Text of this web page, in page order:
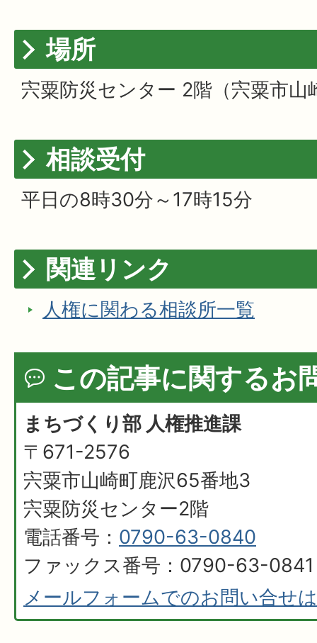
場所
宍粟防災センター 2階（宍粟市
相談受付
平日の8時30分～17時15分
関連リンク
人権に関わる相談所一覧
この記事に関するお
まちづくり部 人権推進課
〒671-2576
宍粟市山崎町鹿沢65番地3
宍粟防災センター2階
電話番号： 0790-63-0840
ファックス番号：0790-63-0841
メールフォームでのお問い合せ